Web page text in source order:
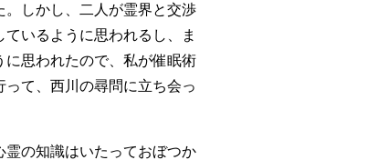
しかし、二人が霊界と交渉
いるように思われるし、ま
思われたので、私が催眠術
て、西川の尋問に立ち会っ
の知識はいたっておぼつか